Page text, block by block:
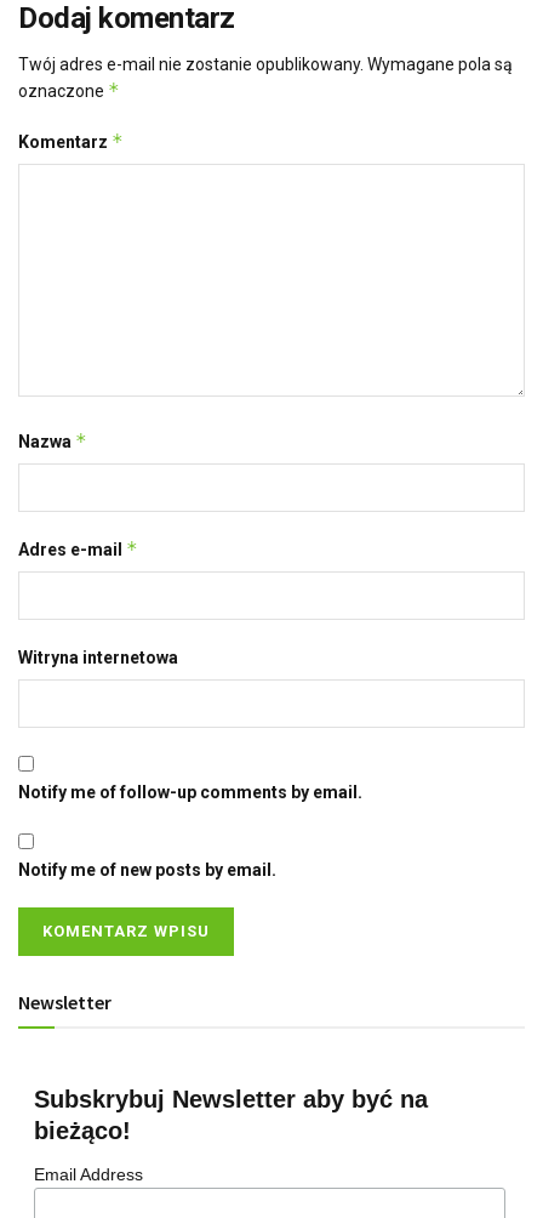
Dodaj komentarz
Twój adres e-mail nie zostanie opublikowany. Wymagane pola są
oznaczone *
Komentarz *
Nazwa *
Adres e-mail *
Witryna internetowa
Notify me of follow-up comments by email.
Notify me of new posts by email.
Newsletter
Subskrybuj Newsletter aby być na
bieżąco!
Email Address